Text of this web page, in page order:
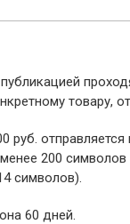
товару,
руб.
200 символов
символов).
60 дней.